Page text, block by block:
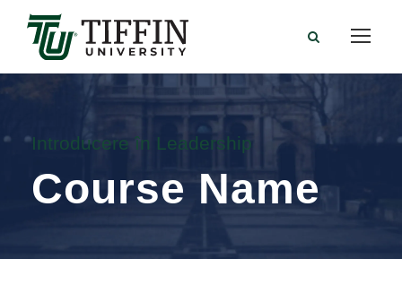
Introducere în Leadership
Course Name